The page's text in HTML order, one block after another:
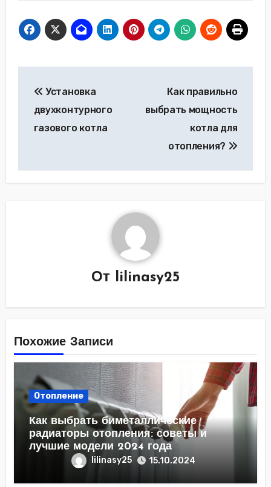
по
записям
Установка
двухконтурного
газового котла
Как правильно
выбрать мощность
котла для
отопления?
От lilinasy25
Похожие Записи
Отопление
Как выбрать биметаллические
радиаторы отопления: советы и
лучшие модели 2024 года
lilinasy25 15.10.2024